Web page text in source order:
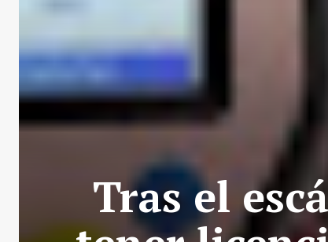
Tras el